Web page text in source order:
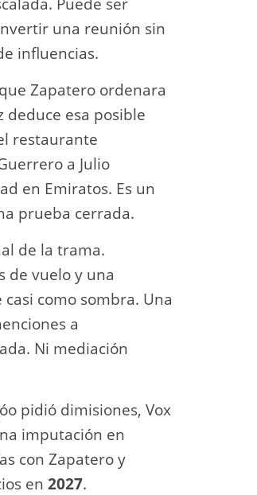
una reunión sin
influencias.
Zapatero ordenara
esa posible
restaurante
a Julio
en Emiratos. Es un
prueba cerrada.
de la trama.
de vuelo y una
como sombra. Una
a
Ni mediación
pidió dimisiones, Vox
imputación en
con Zapatero y
en 2027.